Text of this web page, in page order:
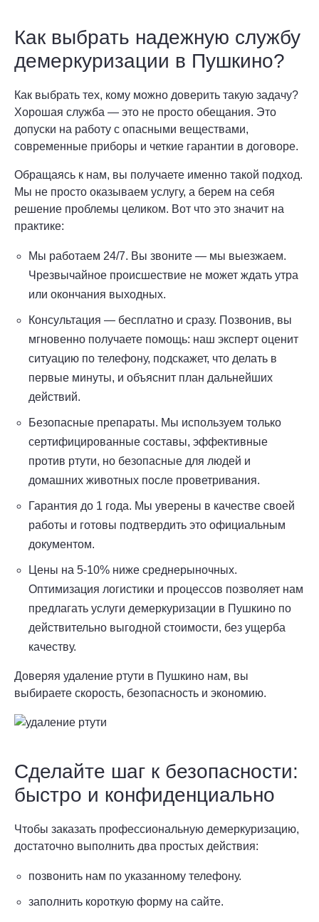
Как выбрать надежную службу
демеркуризации в Пушкино?
Как выбрать тех, кому можно доверить такую задачу?
Хорошая служба — это не просто обещания. Это
допуски на работу с опасными веществами,
современные приборы и четкие гарантии в договоре.
Обращаясь к нам, вы получаете именно такой подход.
Мы не просто оказываем услугу, а берем на себя
решение проблемы целиком. Вот что это значит на
практике:
Мы работаем 24/7. Вы звоните — мы выезжаем.
Чрезвычайное происшествие не может ждать утра
или окончания выходных.
Консультация — бесплатно и сразу. Позвонив, вы
мгновенно получаете помощь: наш эксперт оценит
ситуацию по телефону, подскажет, что делать в
первые минуты, и объяснит план дальнейших
действий.
Безопасные препараты. Мы используем только
сертифицированные составы, эффективные
против ртути, но безопасные для людей и
домашних животных после проветривания.
Гарантия до 1 года. Мы уверены в качестве своей
работы и готовы подтвердить это официальным
документом.
Цены на 5-10% ниже среднерыночных.
Оптимизация логистики и процессов позволяет нам
предлагать услуги демеркуризации в Пушкино по
действительно выгодной стоимости, без ущерба
качеству.
Доверяя удаление ртути в Пушкино нам, вы
выбираете скорость, безопасность и экономию.
Сделайте шаг к безопасности:
быстро и конфиденциально
Чтобы заказать профессиональную демеркуризацию,
достаточно выполнить два простых действия:
позвонить нам по указанному телефону.
заполнить короткую форму на сайте.